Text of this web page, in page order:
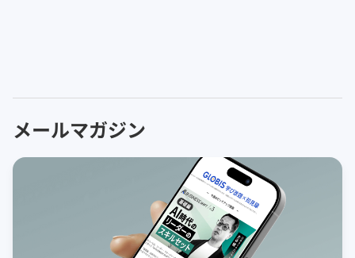
メールマガジン